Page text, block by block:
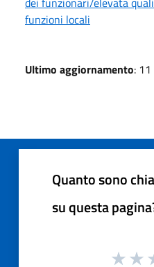
funzioni locali
Ultimo aggiornamento:
Quanto sono
su questa